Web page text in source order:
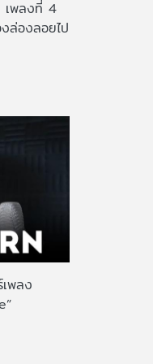
เพลงที่ 4
ล่องลอยไป
เพลง